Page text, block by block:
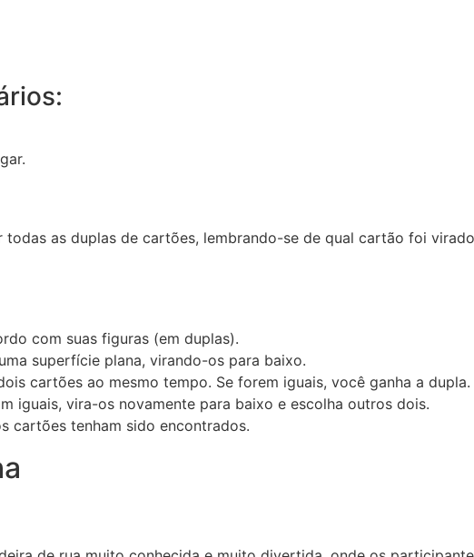
as duplas de cartões, lembrando-se de qual cartão foi
com suas figuras (em duplas).
superfície plana, virando-os para baixo.
cartões ao mesmo tempo. Se forem iguais, você ganha a dupla.
iguais, vira-os novamente para baixo e escolha outros dois.
cartões tenham sido encontrados.